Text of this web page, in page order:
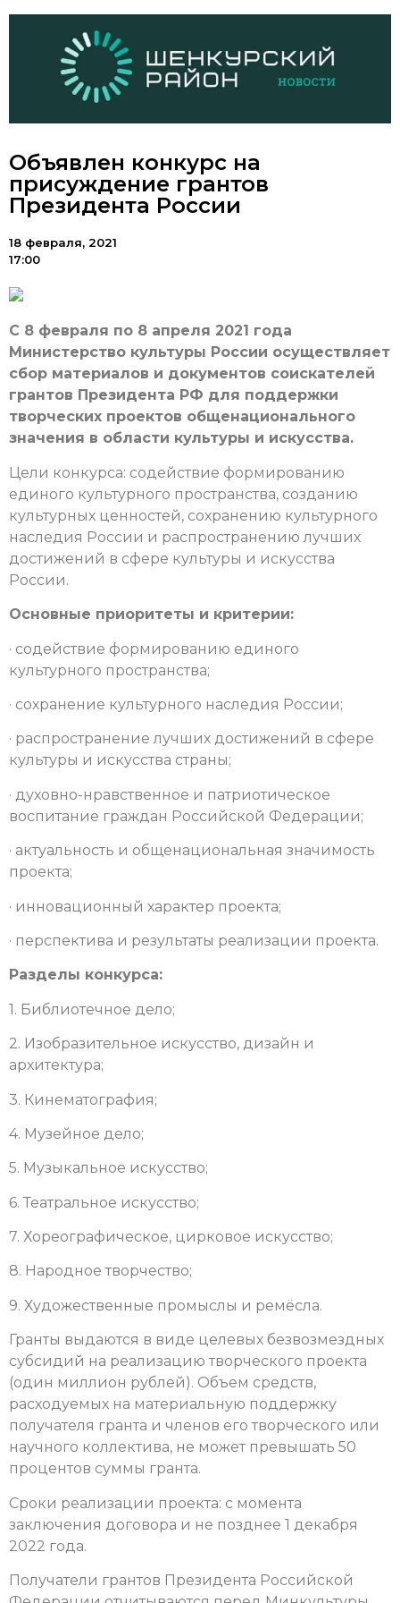
Объявлен конкурс на
присуждение грантов
Президента России
18 февраля, 2021
17:00
С 8 февраля по 8 апреля 2021 года
Министерство культуры России осуществляет
сбор материалов и документов соискателей
грантов Президента РФ для поддержки
творческих проектов общенационального
значения в области культуры и искусства.
Цели конкурса: содействие формированию
единого культурного пространства, созданию
культурных ценностей, сохранению культурного
наследия России и распространению лучших
достижений в сфере культуры и искусства
России.
Основные приоритеты и критерии:
· содействие формированию единого
культурного пространства;
· сохранение культурного наследия России;
· распространение лучших достижений в сфере
культуры и искусства страны;
· духовно-нравственное и патриотическое
воспитание граждан Российской Федерации;
· актуальность и общенациональная значимость
проекта;
· инновационный характер проекта;
· перспектива и результаты реализации проекта.
Разделы конкурса:
1. Библиотечное дело;
2. Изобразительное искусство, дизайн и
архитектура;
3. Кинематография;
4. Музейное дело;
5. Музыкальное искусство;
6. Театральное искусство;
7. Хореографическое, цирковое искусство;
8. Народное творчество;
9. Художественные промыслы и ремёсла.
Гранты выдаются в виде целевых безвозмездных
субсидий на реализацию творческого проекта
(один миллион рублей). Объем средств,
расходуемых на материальную поддержку
получателя гранта и членов его творческого или
научного коллектива, не может превышать 50
процентов суммы гранта.
Сроки реализации проекта: с момента
заключения договора и не позднее 1 декабря
2022 года.
Получатели грантов Президента Российской